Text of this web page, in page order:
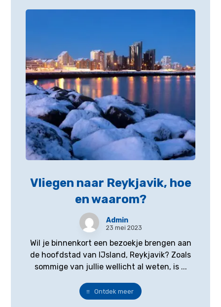
Vliegen naar Reykjavik, hoe
en waarom?
Admin
23 mei 2023
Wil je binnenkort een bezoekje brengen aan
de hoofdstad van IJsland, Reykjavik? Zoals
sommige van jullie wellicht al weten, is ...
Ontdek meer